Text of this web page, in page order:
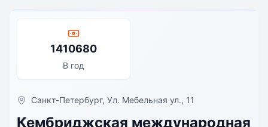
1410680
В год
Санкт-Петербург, Ул. Мебельная ул., 11
Кембриджская международная